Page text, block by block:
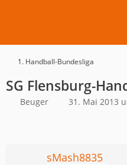
1. Handball-Bundesliga
SG Flensburg-
Beuger 31. Mai 2013
sMash8835